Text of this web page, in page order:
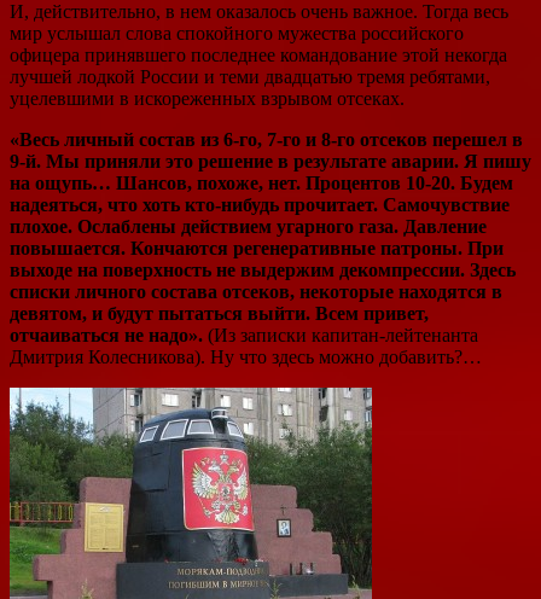
И, действительно, в нем оказалось очень важное. Тогда весь
мир услышал слова спокойного мужества российского
офицера принявшего последнее командование этой некогда
лучшей лодкой России и теми двадцатью тремя ребятами,
уцелевшими в искореженных взрывом отсеках.
«Весь личный состав из 6-го, 7-го и 8-го отсеков перешел в
9-й. Мы приняли это решение в результате аварии. Я пишу
на ощупь… Шансов, похоже, нет. Процентов 10-20. Будем
надеяться, что хоть кто-нибудь прочитает. Самочувствие
плохое. Ослаблены действием угарного газа. Давление
повышается. Кончаются регенеративные патроны. При
выходе на поверхность не выдержим декомпрессии. Здесь
списки личного состава отсеков, некоторые находятся в
девятом, и будут пытаться выйти. Всем привет,
отчаиваться не надо». (Из записки капитан-лейтенанта
Дмитрия Колесникова). Ну что здесь можно добавить?…